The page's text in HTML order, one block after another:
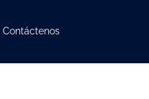
Contáctenos